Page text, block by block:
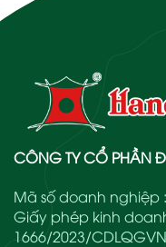
CÔNG TY CỔ PHẦN
Mã số doanh nghiệp
Giấy phép kinh
1666/2023/